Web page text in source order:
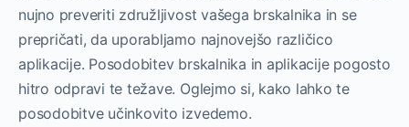
nujno preveriti združljivost vašega brskalnika in se
prepričati, da uporabljamo najnovejšo različico
aplikacije. Posodobitev brskalnika in aplikacije pogosto
hitro odpravi te težave. Oglejmo si, kako lahko te
posodobitve učinkovito izvedemo.